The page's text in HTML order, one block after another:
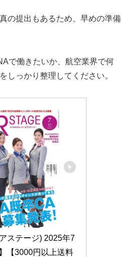
の提出もあるため、早めの準備
で働きたいか、航空業界で何
しっかり整理してください。
ステージ) 2025年7
【3000円以上送料